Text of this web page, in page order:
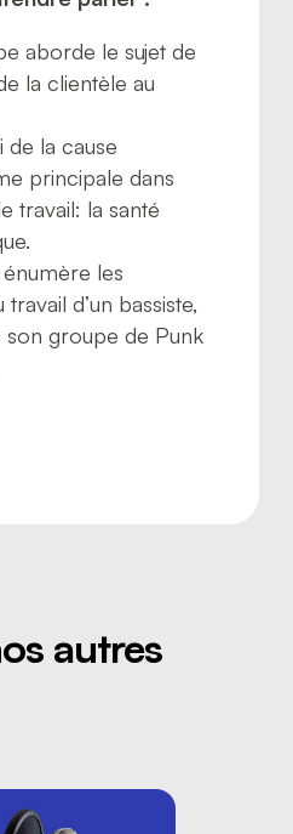
aborde le sujet de
la clientèle au
de la cause
principale dans
travail: la santé
les
d’un bassiste,
son groupe de Punk
autres